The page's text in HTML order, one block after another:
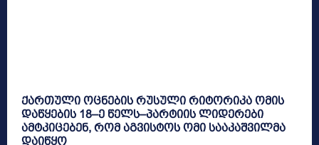
ქართული ოცნების რუსული რიტორიკა ომის
დაწყების 18–ე წელს–პარტიის ლიდერები
ამტკიცებენ, რომ აგვისტოს ომი სააკაშვილმა
დაიწყო